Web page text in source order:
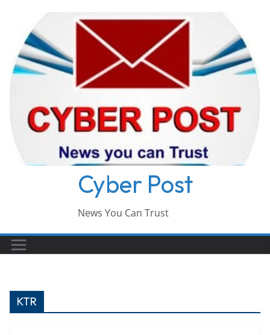
content
Cyber Post
News You Can Trust
KTR